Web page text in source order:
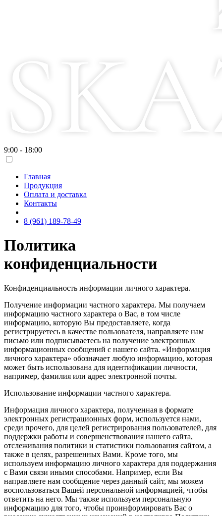
9:00 - 18:00
Главная
Продукция
Оплата и доставка
Контакты
8 (961) 189-78-49
Политика
конфиденциальности
Конфиденциальность информации личного характера.
Получение информации частного характера. Мы получаем
информацию частного характера о Вас, в том числе
информацию, которую Вы предоставляете, когда
регистрируетесь в качестве пользователя, направляете нам
письмо или подписываетесь на получение электронных
информационных сообщений с нашего сайта. «Информация
личного характера» обозначает любую информацию, которая
может быть использована для идентификации личности,
например, фамилия или адрес электронной почты.
Использование информации частного характера.
Информация личного характера, полученная в формате
электронных регистрационных форм, используется нами,
среди прочего, для целей регистрирования пользователей, для
поддержки работы и совершенствования нашего сайта,
отслеживания политики и статистики пользования сайтом, а
также в целях, разрешенных Вами. Кроме того, мы
используем информацию личного характера для поддержания
с Вами связи иными способами. Например, если Вы
направляете нам сообщение через данный сайт, мы можем
воспользоваться Вашей персональной информацией, чтобы
ответить на него. Мы также используем персональную
информацию для того, чтобы проинформировать Вас о